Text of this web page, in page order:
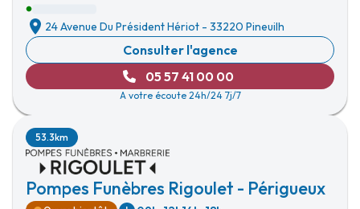
24 Avenue Du Président Hériot - 33220 Pineuilh
Consulter l'agence
05 57 41 00 00
A votre écoute 24h/24 7j/7
Pompes Funèbres Rigoulet - Périgueux
53.3km